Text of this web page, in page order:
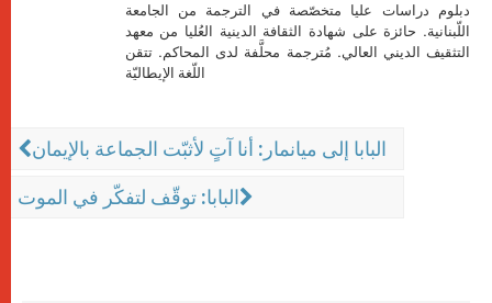
دبلوم دراسات عليا متخصّصة في الترجمة من الجامعة
اللّبنانية. حائزة على شهادة الثقافة الدينية العُليا من معهد
التثقيف الديني العالي. مُترجمة محلَّفة لدى المحاكم. تتقن
اللّغة الإيطاليّة
البابا إلى ميانمار: أنا آتٍ لأثبّت الجماعة بالإيمان
البابا: توقّف لتفكّر في الموت